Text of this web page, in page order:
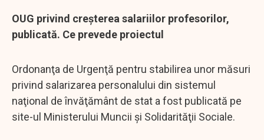
OUG privind creşterea salariilor profesorilor,
publicată. Ce prevede proiectul
Ordonanţa de Urgenţă pentru stabilirea unor măsuri
privind salarizarea personalului din sistemul
naţional de învăţământ de stat a fost publicată pe
site-ul Ministerului Muncii şi Solidarităţii Sociale.